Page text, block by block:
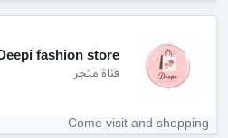
fashion store
قناة متجر
Come visit and shopping